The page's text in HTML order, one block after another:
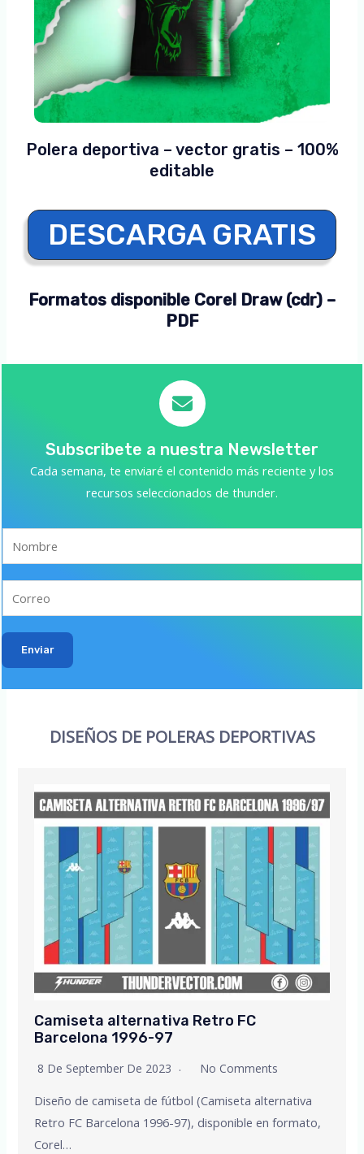
Polera deportiva – vector gratis – 100%
editable
DESCARGA GRATIS
Formatos disponible Corel Draw (cdr) –
PDF
Subscribete a nuestra Newsletter
Cada semana, te enviaré el contenido más reciente y los
recursos seleccionados de thunder.
Enviar
DISEÑOS DE POLERAS DEPORTIVAS
Camiseta alternativa Retro FC
Barcelona 1996-97
8 De September De 2023 No Comments
Diseño de camiseta de fútbol (Camiseta alternativa
Retro FC Barcelona 1996-97), disponible en formato,
Corel…